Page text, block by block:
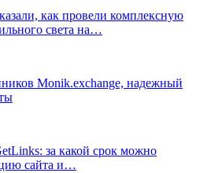
как провели комплексную
света на…
Monik.exchange, надежный
за какой срок можно
сайта и…